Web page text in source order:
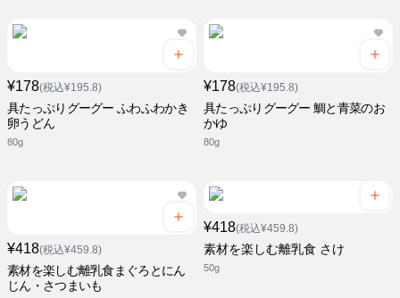
¥178(税込¥195.8)
具たっぷりグーグー ふわふわかき
卵うどん
80g
¥178(税込¥195.8)
具たっぷりグーグー 鯛と青菜のお
かゆ
80g
¥418(税込¥459.8)
素材を楽しむ離乳食まぐろとにん
じん・さつまいも
¥418(税込¥459.8)
素材を楽しむ離乳食 さけ
50g